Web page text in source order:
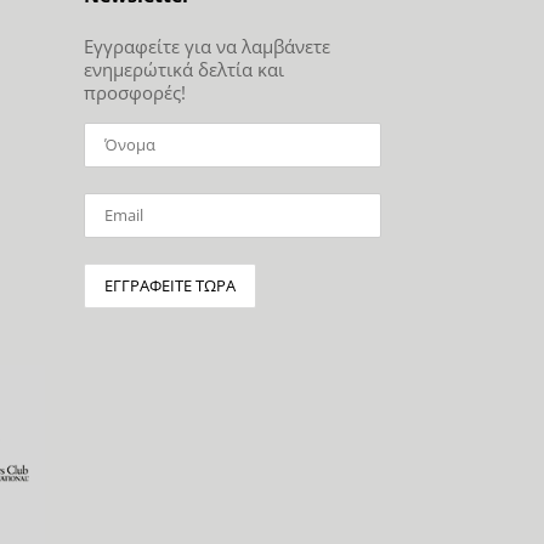
Εγγραφείτε για να λαμβάνετε
ενημερώτικά δελτία και
προσφορές!